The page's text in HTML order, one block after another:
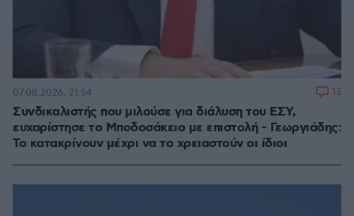
Συνδικαλιστής που μιλούσε για διάλυση του ΕΣΥ,
ευχαρίστησε το Μποδοσάκειο με επιστολή - Γεωργιάδης:
Το κατακρίνουν μέχρι να το χρειαστούν οι ίδιοι
07.08.2026, 21:54 13